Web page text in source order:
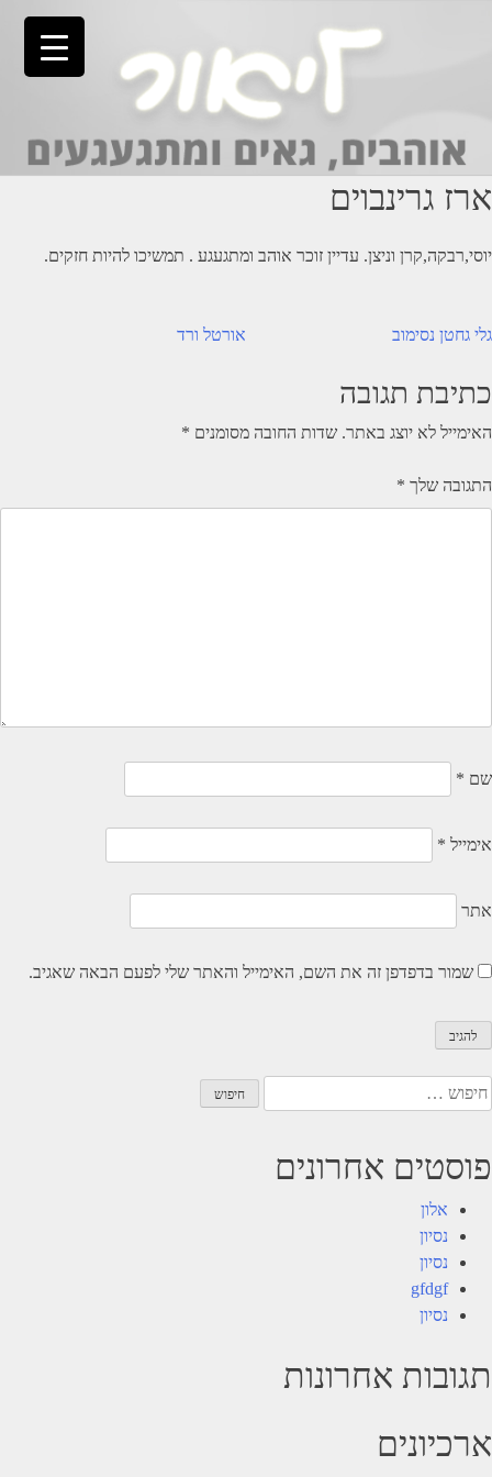
ארז גרינבוים
יוסי,רבקה,קרן וניצן. עדיין זוכר אוהב ומתגעגע . תמשיכו להיות חזקים.
ניווט אורטל ורד גלי גחטן נסימוב
כתיבת תגובה
האימייל לא יוצג באתר. שדות החובה מסומנים *
התגובה שלך *
שם *
אימייל *
אתר
שמור בדפדפן זה את השם, האימייל והאתר שלי לפעם הבאה שאגיב.
חיפוש:
פוסטים אחרונים
אלון
נסיון
נסיון
gfdgf
נסיון
תגובות אחרונות
ארכיונים